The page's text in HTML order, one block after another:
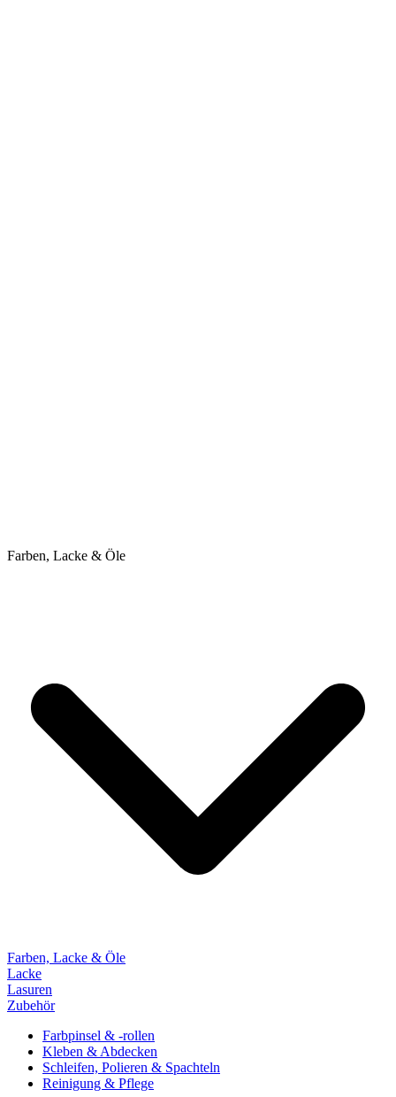
Farben, Lacke & Öle
Farben, Lacke & Öle
Lacke
Lasuren
Zubehör
Farbpinsel & -rollen
Kleben & Abdecken
Schleifen, Polieren & Spachteln
Reinigung & Pflege